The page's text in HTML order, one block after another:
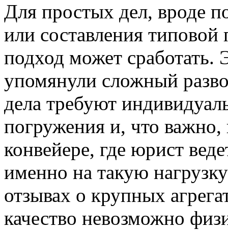
Для простых дел, вроде
или составления
подход может
упомянули сложный
дела требуют
погружения и, что
конвейере, где юрист
именно на такую
отзывах о крупных
качество невозможно